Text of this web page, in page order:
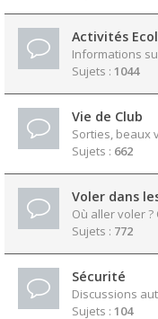
Activités
Informations
Sujets : 1044
Vie de Club
Sorties, beaux
Sujets : 662
Voler dans
Où aller voler
Sujets : 772
Sécurité
Discussions
Sujets : 104